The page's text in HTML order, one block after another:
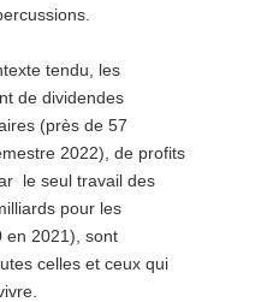
tendu, les
de dividendes
(près de 57
2022), de profits
le seul travail des
pour les
en 2021), sont
celles et ceux qui